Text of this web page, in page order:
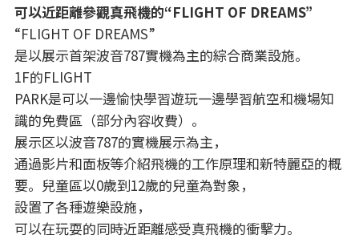
可以近距離參觀真飛機的“FLIGHT OF DREAMS”
“FLIGHT OF DREAMS”
是以展示首架波音787實機為主的綜合商業設施。
1F的FLIGHT
PARK是可以一邊愉快學習遊玩一邊學習航空和機場知
識的免費區（部分內容收費）。
展示区以波音787的實機展示為主，
通過影片和面板等介紹飛機的工作原理和新特麗亞的概
要。兒童區以0歲到12歲的兒童為對象，
設置了各種遊樂設施，
可以在玩耍的同時近距離感受真飛機的衝擊力。